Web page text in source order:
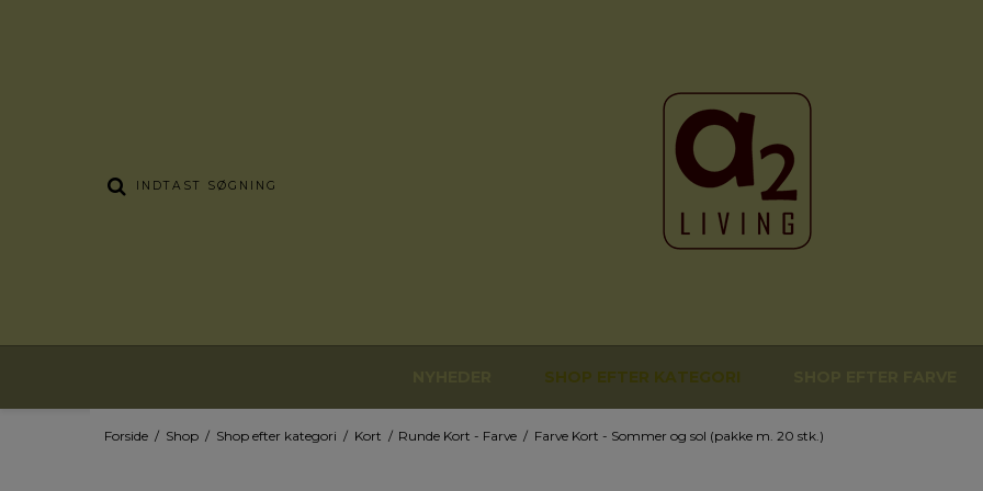
SHOP EFTER KATEGORI
Forside / Shop / Shop efter kategori / Kort / Runde Kort - Farve / Farve Kort - Sommer og sol (pakke m. 20 stk.)